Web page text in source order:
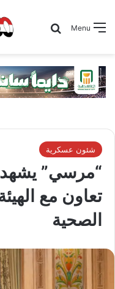
Menu
Search for
شئون عسكرية
“مرسي” يشهد
تعاون مع
الصحية